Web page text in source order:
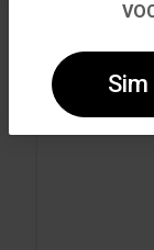
CHAMPAGNE
Sim